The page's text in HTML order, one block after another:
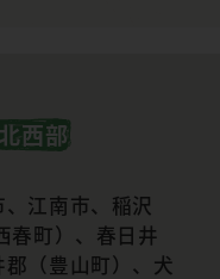
西部
江南市、稲沢
春町）、春日井
（豊山町）、犬